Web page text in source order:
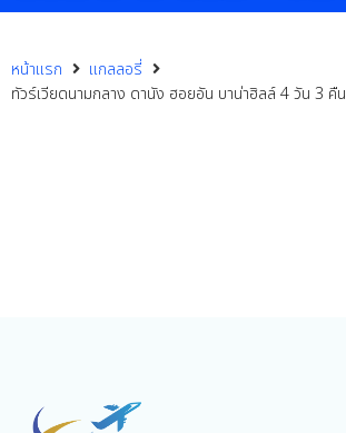
หน้าแรก
แกลลอรี่
ทัวร์เวียดนามกลาง ดานัง ฮอยอัน บาน่าฮิลล์ 4 วัน 3 คืน